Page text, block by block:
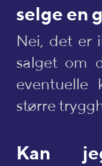
selge en
Nei, det er
salget om
eventuelle
større
Kan